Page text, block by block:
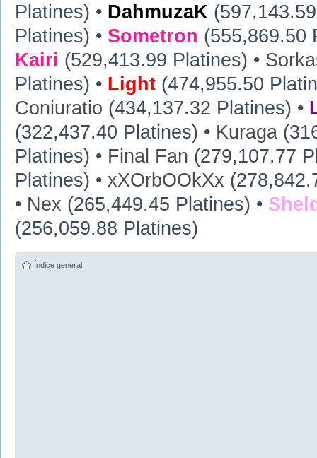
Platines) • DahmuzaK
Platines) • Sometron (555,869.50
Kairi (529,413.99 Platines) •
Platines) • Light (474,955.50
Coniuratio (434,137.32 Platines) •
(322,437.40 Platines) • Kuraga
Platines) • Final Fan (279,107.77
Platines) • xXOrbOOkXx
• Nex (265,449.45 Platines) •
(256,059.88 Platines)
Índice general